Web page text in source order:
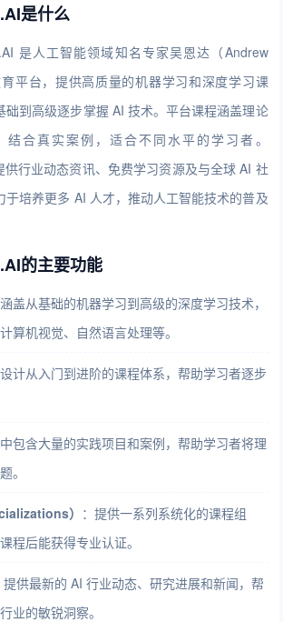
是什么
是人工智能领域知名专家吴恩达（Andrew
平台，提供高质量的机器学习和深度学习课
础到高级逐步掌握 AI 技术。平台课程涵盖理论
合真实案例，适合不同水平的学习者。
行业动态资讯、免费学习资源及与全球 AI 社
于培养更多 AI 人才，推动人工智能技术的普及
的主要功能
盖从基础的机器学习到高级的深度学习技术，
算机视觉、自然语言处理等。
计从入门到进阶的课程体系，帮助学习者逐步
包含大量的实践项目和案例，帮助学习者将理
。
） ：提供一系列系统化的课程组
程后能获得专业认证。
提供最新的 AI 行业动态、研究进展和新闻，帮
业的敏锐洞察。